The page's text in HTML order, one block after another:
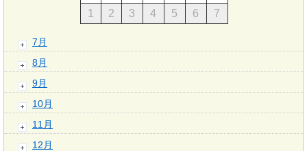
1
2 3 4 5 6 7
7月
8月
9月
10月
11月
12月